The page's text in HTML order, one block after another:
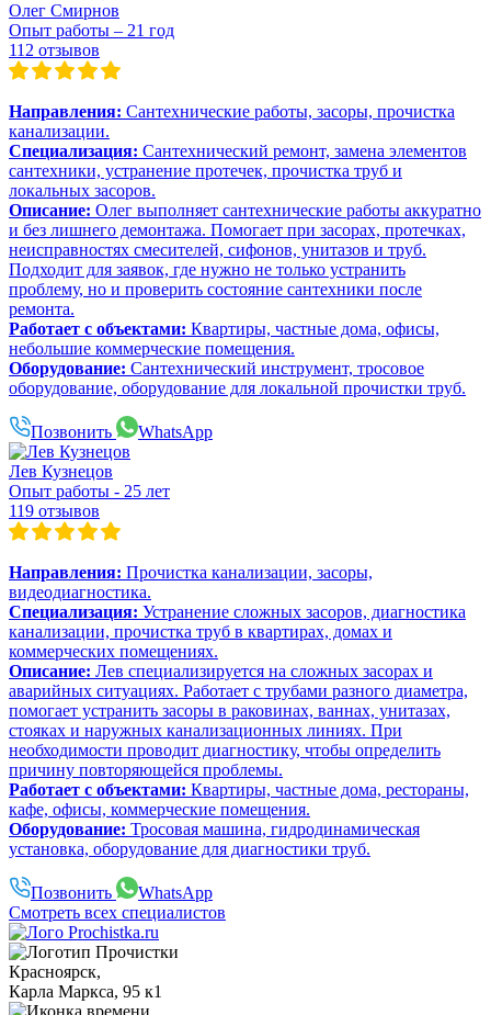
Олег Смирнов
Опыт работы – 21 год
112 отзывов
Направления: Сантехнические работы, засоры, прочистка
канализации.
Специализация: Сантехнический ремонт, замена элементов
сантехники, устранение протечек, прочистка труб и
локальных засоров.
Описание: Олег выполняет сантехнические работы аккуратно
и без лишнего демонтажа. Помогает при засорах, протечках,
неисправностях смесителей, сифонов, унитазов и труб.
Подходит для заявок, где нужно не только устранить
проблему, но и проверить состояние сантехники после
ремонта.
Работает с объектами: Квартиры, частные дома, офисы,
небольшие коммерческие помещения.
Оборудование: Сантехнический инструмент, тросовое
оборудование, оборудование для локальной прочистки труб.
Позвонить WhatsApp
Лев Кузнецов
Опыт работы - 25 лет
119 отзывов
Направления: Прочистка канализации, засоры,
видеодиагностика.
Специализация: Устранение сложных засоров, диагностика
канализации, прочистка труб в квартирах, домах и
коммерческих помещениях.
Описание: Лев специализируется на сложных засорах и
аварийных ситуациях. Работает с трубами разного диаметра,
помогает устранить засоры в раковинах, ваннах, унитазах,
стояках и наружных канализационных линиях. При
необходимости проводит диагностику, чтобы определить
причину повторяющейся проблемы.
Работает с объектами: Квартиры, частные дома, рестораны,
кафе, офисы, коммерческие помещения.
Оборудование: Тросовая машина, гидродинамическая
установка, оборудование для диагностики труб.
Позвонить
WhatsApp
Смотреть всех специалистов
Красноярск,
Карла Маркса, 95 к1